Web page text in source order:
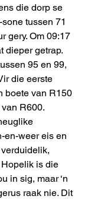
die dorp se
tussen 71
gery. Om 09:17
dieper getrap.
95 en 99,
die eerste
boete van R150
R600.
en-weer eis en
is die
in sig, maar ‘n
raak nie. Dit